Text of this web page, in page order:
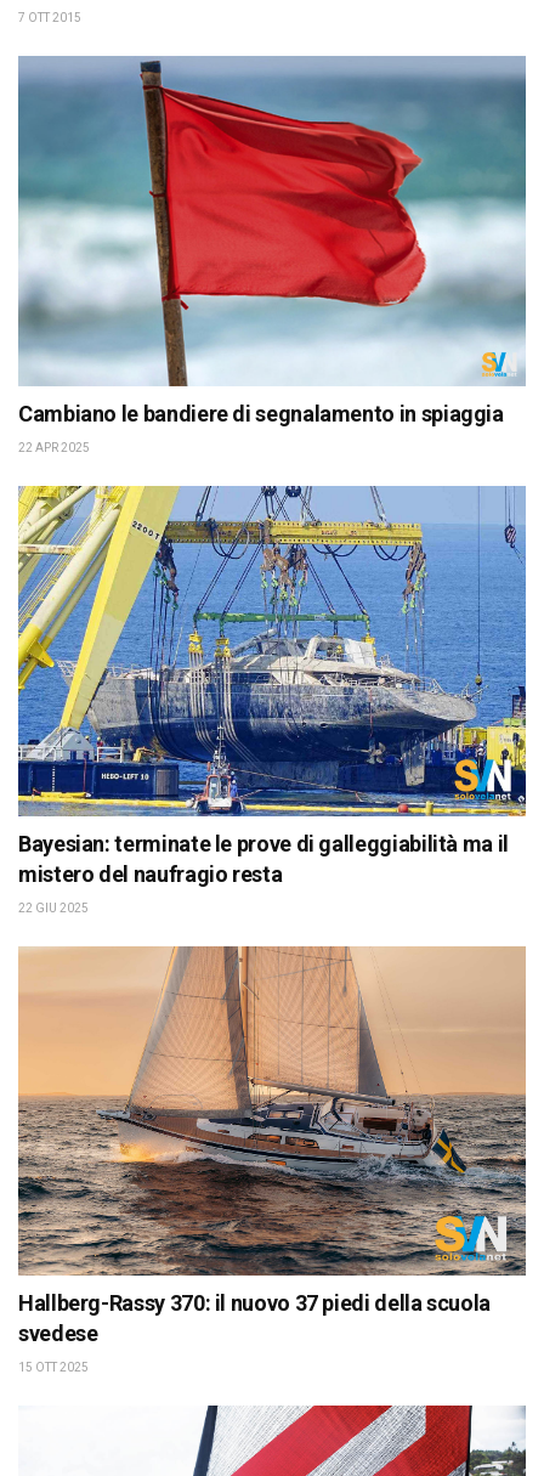
7 OTT 2015
Cambiano le bandiere di segnalamento in spiaggia
22 APR 2025
Bayesian: terminate le prove di galleggiabilità ma il
mistero del naufragio resta
22 GIU 2025
Hallberg-Rassy 370: il nuovo 37 piedi della scuola
svedese
15 OTT 2025